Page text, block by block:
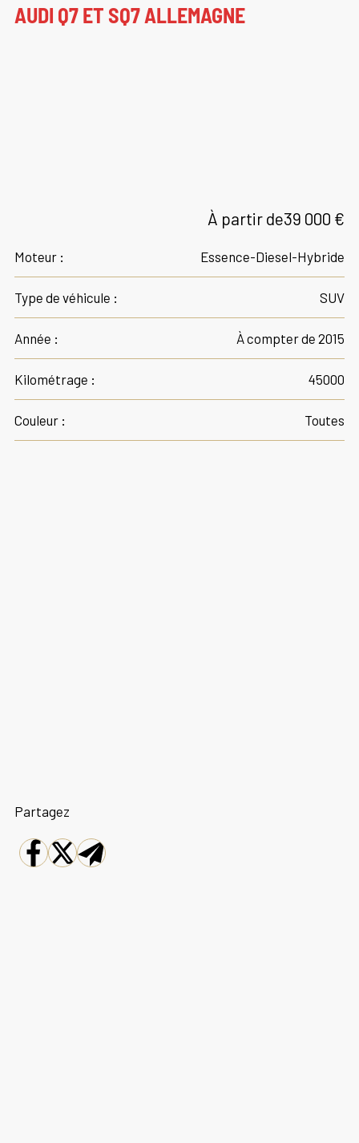
AUDI Q7 ET SQ7 ALLEMAGNE
À partir de39 000 €
Moteur : Essence-Diesel-Hybride
Type de véhicule : SUV
Année : À compter de 2015
Kilométrage : 45000
Couleur : Toutes
Partagez